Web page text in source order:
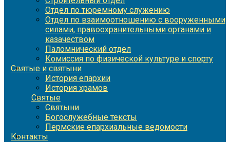
Отдел по тюремному служению
Отдел по взаимоотношению с вооруженными
силами, правоохранительными органами и
казачеством
Паломнический отдел
Комиссия по физической культуре и спорту
Святые и святыни
История епархии
История храмов
Святые
Святыни
Богослужебные тексты
Пермские епархиальные ведомости
Контакты